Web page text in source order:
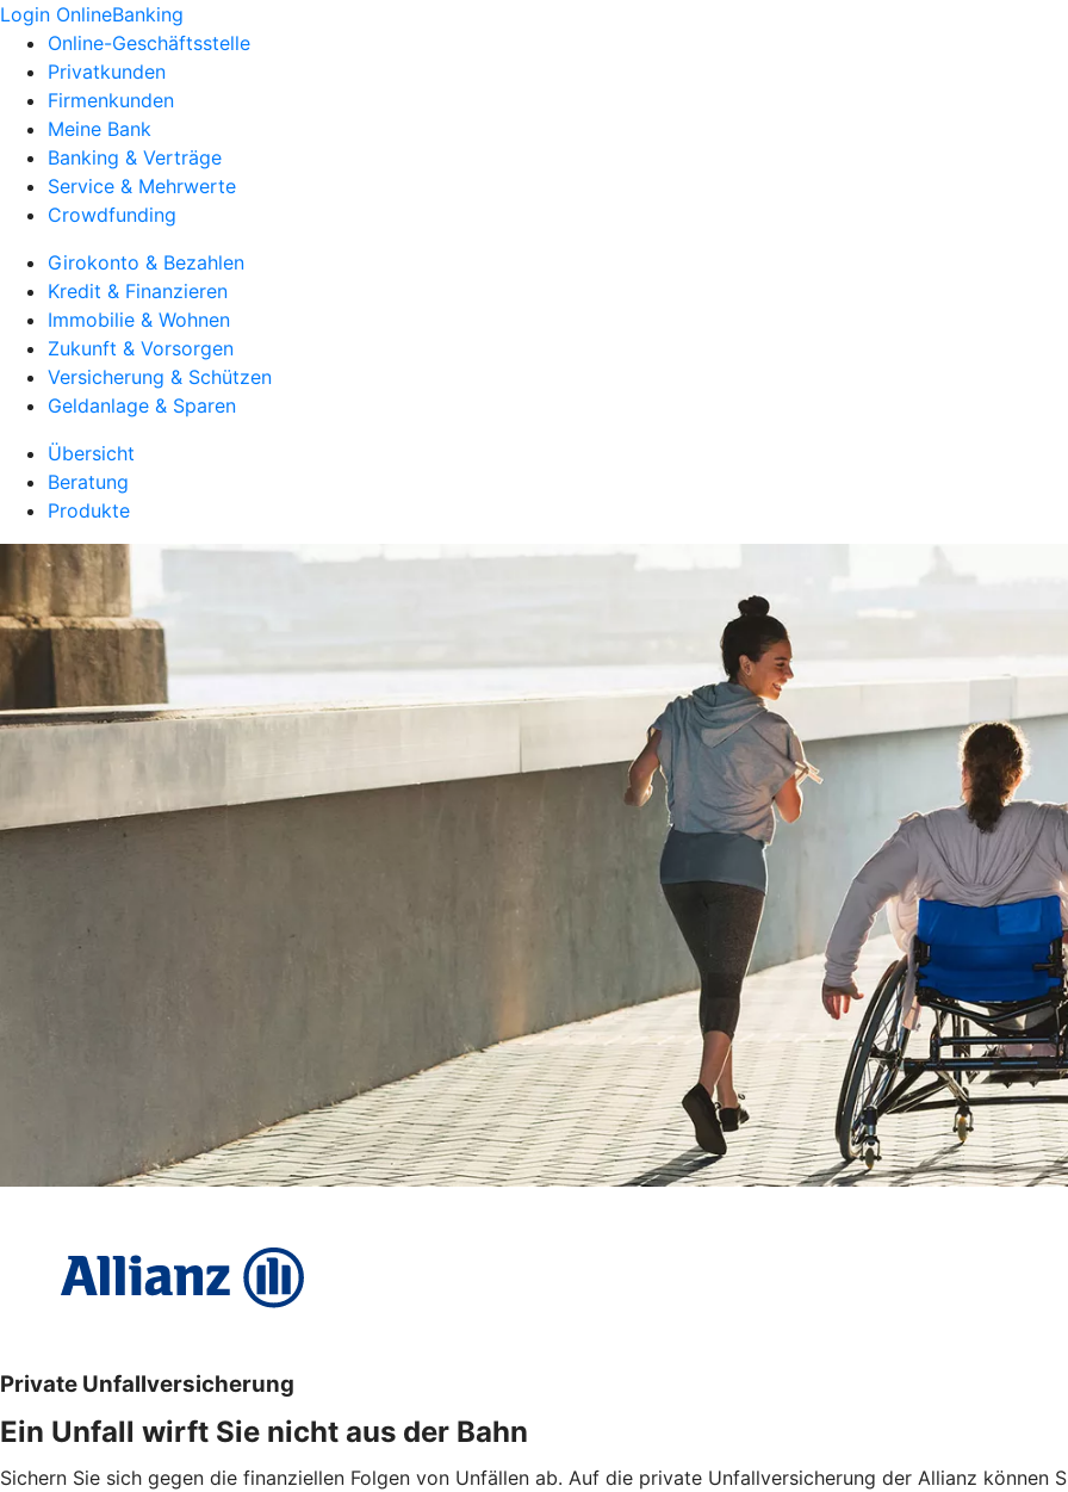
Login OnlineBanking
Online-Geschäftsstelle
Privatkunden
Firmenkunden
Meine Bank
Banking & Verträge
Service & Mehrwerte
Crowdfunding
Girokonto & Bezahlen
Kredit & Finanzieren
Immobilie & Wohnen
Zukunft & Vorsorgen
Versicherung & Schützen
Geldanlage & Sparen
Übersicht
Beratung
Produkte
Private Unfallversicherung
Ein Unfall wirft Sie nicht aus der Bahn
Sichern Sie sich gegen die finanziellen Folgen von Unfällen ab. Auf die private Unfallversicherung der Allianz können